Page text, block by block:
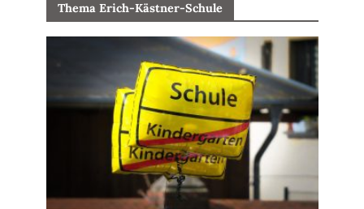
Thema Erich-Kästner-Schule